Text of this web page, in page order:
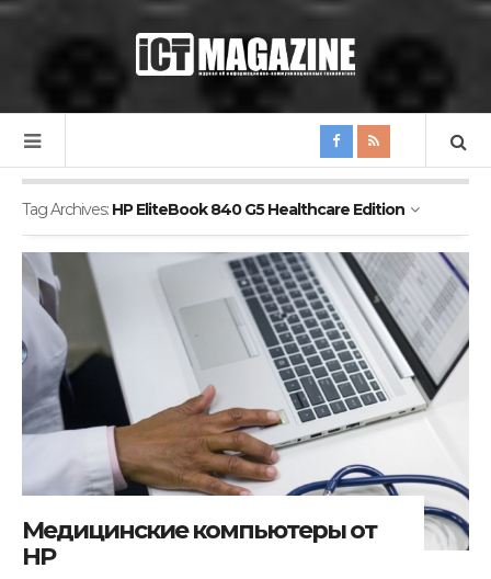
Tag Archives: HP EliteBook 840 G5 Healthcare Edition
Медицинские компьютеры от
HP